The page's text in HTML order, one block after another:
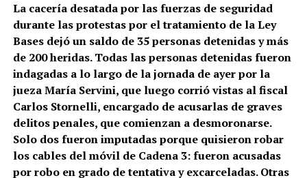
La cacería desatada por las fuerzas de seguridad
durante las protestas por el tratamiento de la Ley
Bases dejó un saldo de 35 personas detenidas y más
de 200 heridas. Todas las personas detenidas fueron
indagadas a lo largo de la jornada de ayer por la
jueza María Servini, que luego corrió vistas al fiscal
Carlos Stornelli, encargado de acusarlas de graves
delitos penales, que comienzan a desmoronarse.
Solo dos fueron imputadas porque quisieron robar
los cables del móvil de Cadena 3: fueron acusadas
por robo en grado de tentativa y excarceladas. Otras